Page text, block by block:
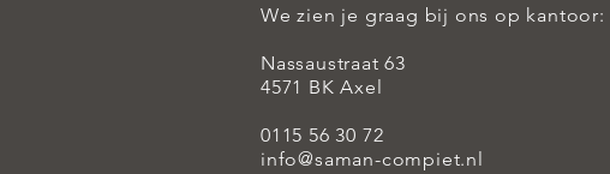
We zien je graag bij ons op kantoor:
Nassaustraat 63
4571 BK Axel
0115 56 30 72
info@saman-compiet.nl